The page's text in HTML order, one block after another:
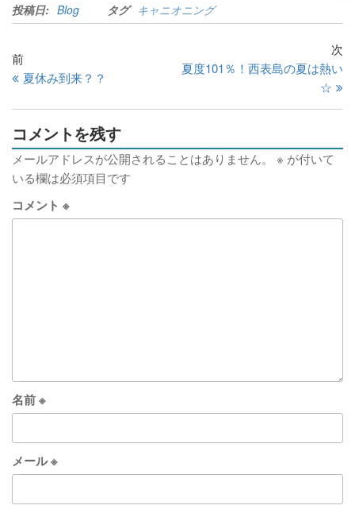
投稿日: Blog タグ キャニオニング
前
夏休み到来？？
次
夏度101％！西表島の夏は熱い
☆
コメントを残す
メールアドレスが公開されることはありません。 ※ が付いて
いる欄は必須項目です
コメント ※
名前※
メール※